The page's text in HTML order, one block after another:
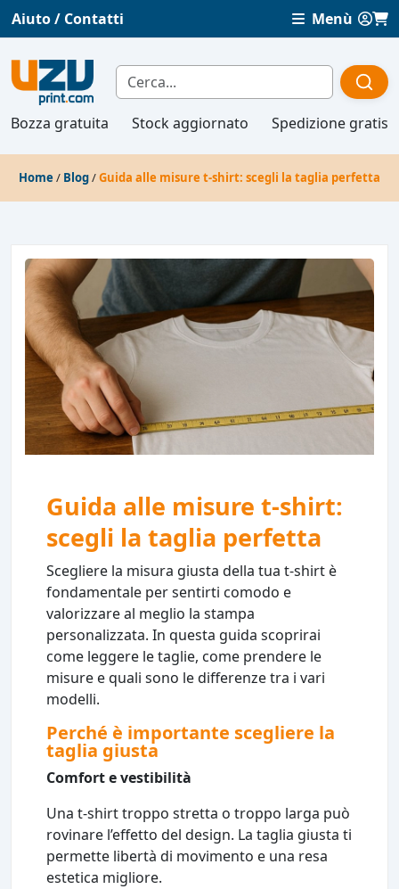
Aiuto / Contatti Menù
Bozza gratuita Stock aggiornato Spedizione gratis
Home / Blog/Guida alle misure t-shirt: scegli la taglia perfetta
Guida alle misure t-shirt:
scegli la taglia perfetta
Scegliere la misura giusta della tua t-shirt è
fondamentale per sentirti comodo e
valorizzare al meglio la stampa
personalizzata. In questa guida scoprirai
come leggere le taglie, come prendere le
misure e quali sono le differenze tra i vari
modelli.
Perché è importante scegliere la
taglia giusta
Comfort e vestibilità
Una t-shirt troppo stretta o troppo larga può
rovinare l’effetto del design. La taglia giusta ti
permette libertà di movimento e una resa
estetica migliore.